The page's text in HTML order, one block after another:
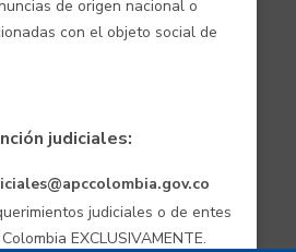
de origen nacional o
con el objeto social de
judiciales:
judiciales o de entes
EXCLUSIVAMENTE.